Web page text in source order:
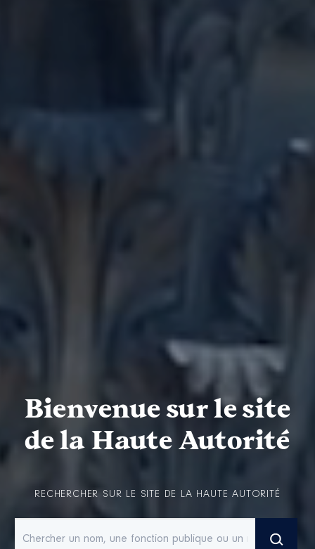
Bienvenue sur le site
de la Haute Autorité
RECHERCHER SUR LE SITE DE LA HAUTE AUTORITÉ